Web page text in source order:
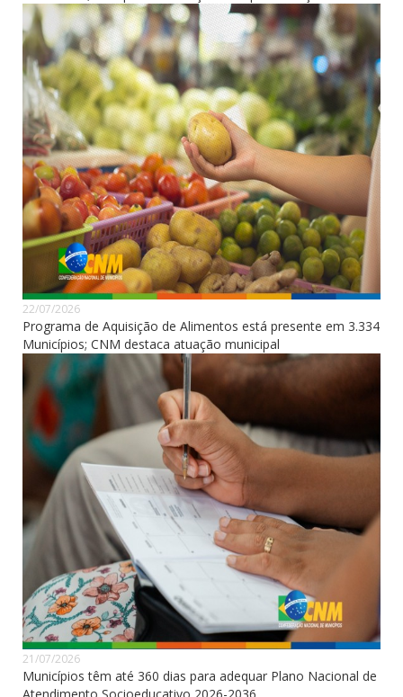
22/07/2026
Programa de Aquisição de Alimentos está presente em 3.334
Municípios; CNM destaca atuação municipal
21/07/2026
Municípios têm até 360 dias para adequar Plano Nacional de